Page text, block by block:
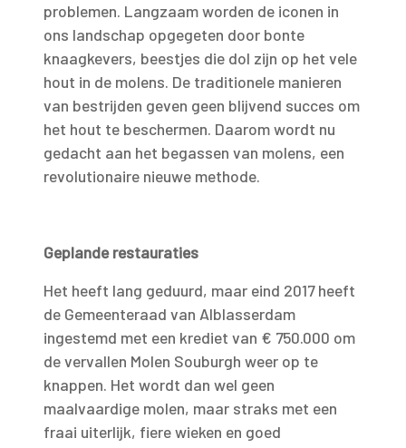
problemen. Langzaam worden de iconen in
ons landschap opgegeten door bonte
knaagkevers, beestjes die dol zijn op het vele
hout in de molens. De traditionele manieren
van bestrijden geven geen blijvend succes om
het hout te beschermen. Daarom wordt nu
gedacht aan het begassen van molens, een
revolutionaire nieuwe methode.
Geplande restauraties
Het heeft lang geduurd, maar eind 2017 heeft
de Gemeenteraad van Alblasserdam
ingestemd met een krediet van € 750.000 om
de vervallen Molen Souburgh weer op te
knappen. Het wordt dan wel geen
maalvaardige molen, maar straks met een
fraai uiterlijk, fiere wieken en goed